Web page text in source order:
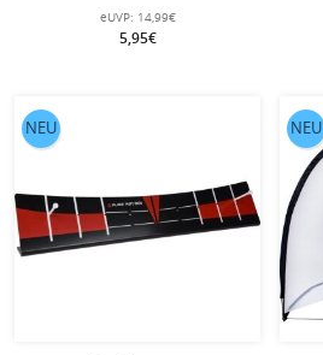
eUVP: 14,99€
5,95€
NEU NEU